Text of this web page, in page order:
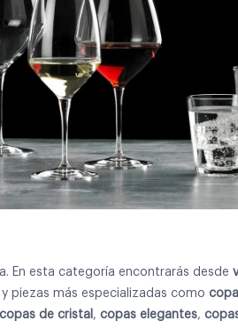
En esta categoría encontrarás desde
y piezas más especializadas como
copas de cristal , copas elegantes,